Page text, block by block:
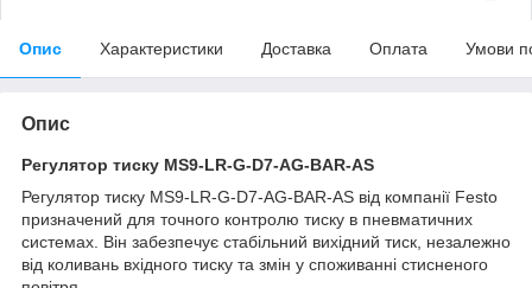
Опис Характеристики Доставка Оплата Умови
Опис
Регулятор тиску MS9-LR-G-D7-AG-BAR-AS
Регулятор тиску MS9-LR-G-D7-AG-BAR-AS від компанії Festo
призначений для точного контролю тиску в пневматичних
системах. Він забезпечує стабільний вихідний тиск, незалежно
від коливань вхідного тиску та змін у споживанні стисненого